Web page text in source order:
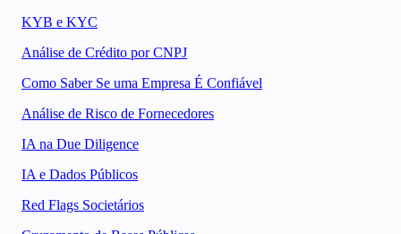
KYB e KYC
Análise de Crédito por CNPJ
Como Saber Se uma Empresa É Confiável
Análise de Risco de Fornecedores
IA na Due Diligence
IA e Dados Públicos
Red Flags Societários